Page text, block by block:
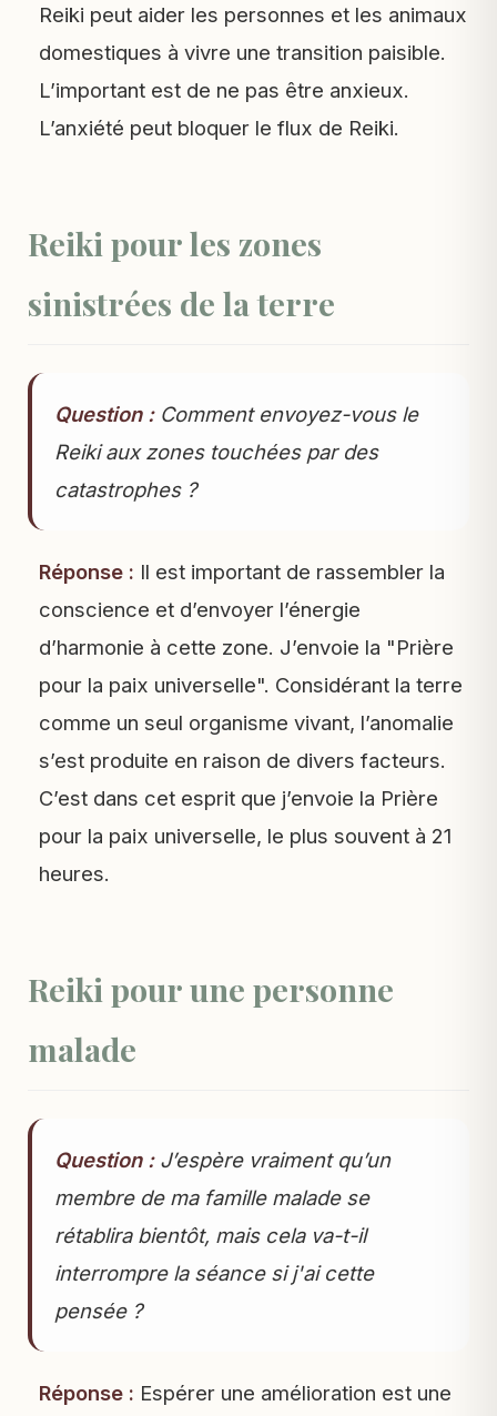
Reiki peut aider les personnes et les animaux
domestiques à vivre une transition paisible.
L’important est de ne pas être anxieux.
L’anxiété peut bloquer le flux de Reiki.
Reiki pour les zones
sinistrées de la terre
Question :Comment envoyez-vous le
Reiki aux zones touchées par des
catastrophes ?
Réponse : Il est important de rassembler la
conscience et d’envoyer l’énergie
d’harmonie à cette zone. J’envoie la "Prière
pour la paix universelle". Considérant la terre
comme un seul organisme vivant, l’anomalie
s’est produite en raison de divers facteurs.
C’est dans cet esprit que j’envoie la Prière
pour la paix universelle, le plus souvent à 21
heures.
Reiki pour une personne
malade
Question :J’espère vraiment qu’un
membre de ma famille malade se
rétablira bientôt, mais cela va-t-il
interrompre la séance si j'ai cette
pensée ?
Réponse : Espérer une amélioration est une